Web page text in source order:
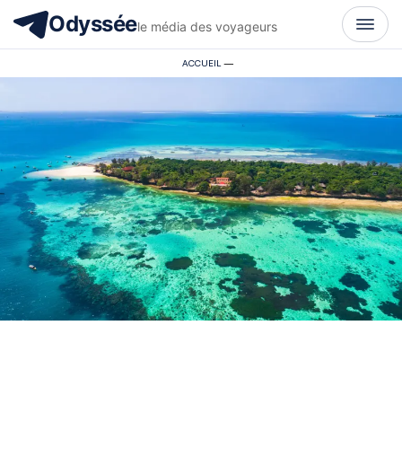
Odysséele média des voyageurs
ACCUEIL —